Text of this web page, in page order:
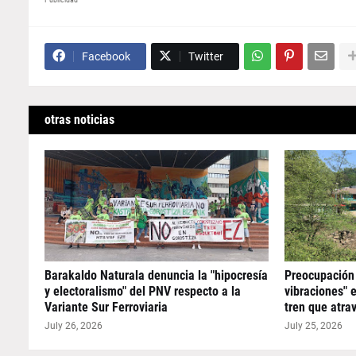
Facebook Twitter
otras noticias
Barakaldo Naturala denuncia la "hipocresía
y electoralismo" del PNV respecto a la
Variante Sur Ferroviaria
July 26, 2026
vibraciones"
tren que
July 25, 2026